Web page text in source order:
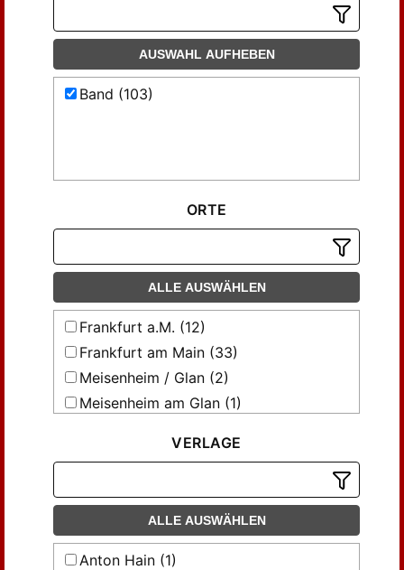
AUSWAHL AUFHEBEN
Band (103)
ORTE
ALLE AUSWÄHLEN
Frankfurt a.M. (12)
Frankfurt am Main (33)
Meisenheim / Glan (2)
Meisenheim am Glan (1)
VERLAGE
ALLE AUSWÄHLEN
Anton Hain (1)